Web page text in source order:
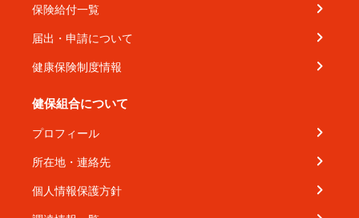
保険給付一覧
届出・申請について
健康保険制度情報
健保組合について
プロフィール
所在地・連絡先
個人情報保護方針